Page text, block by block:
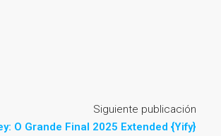
Siguiente publicación
O Grande Final 2025 Extended {Yify}